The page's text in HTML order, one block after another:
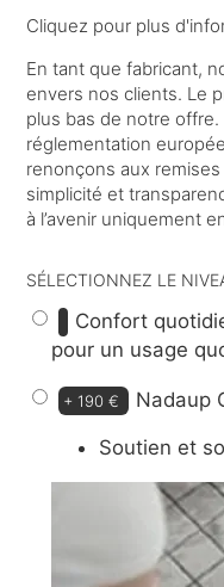
Cliquez pour plus
En tant que fabricant,
envers nos clients. Le
plus bas de notre
réglementation
renonçons aux
simplicité et
à l’avenir uniquement
SÉLECTIONNEZ LE
Confort
pour un usage
+190 € Nadaup
Soutien et